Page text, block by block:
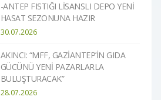
-ANTEP FISTIĞI LİSANSLI DEPO YENİ
HASAT SEZONUNA HAZIR​
30.07.2026
AKINCI: “MFF, GAZİANTEP’İN GIDA
GÜCÜNÜ YENİ PAZARLARLA
BULUŞTURACAK”
28.07.2026